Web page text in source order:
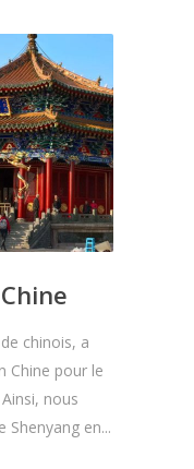
chinois, a
Chine pour le
nous
Shenyang en...